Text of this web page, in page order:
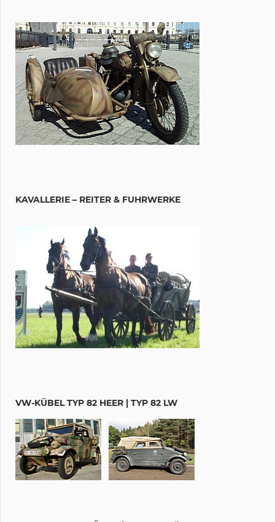
KAVALLERIE – REITER & FUHRWERKE
VW-KÜBEL TYP 82 HEER | TYP 82 LW